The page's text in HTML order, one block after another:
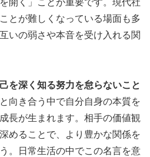
開く」ことが重要です。現代社
とが難しくなっている場面も多
いの弱さや本音を受け入れる関
を深く知る努力を怠らないこと
向き合う中で自分自身の本質を
長が生まれます。相手の価値観
めることで、より豊かな関係を
。日常生活の中でこの名言を意